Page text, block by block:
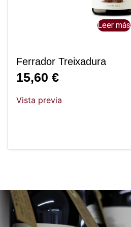
Leer más
Ferrador Treixadura
15,60 €
Vista previa